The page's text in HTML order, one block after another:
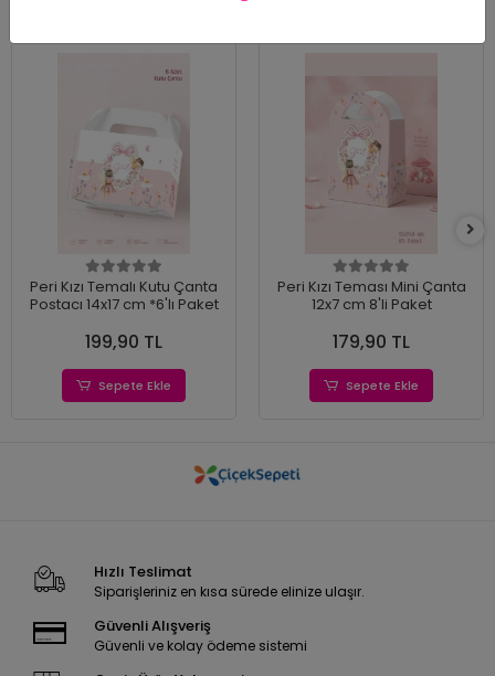
Peri Kızı Temalı Kutu Çanta
Postacı 14x17 cm *6'lı Paket
199,90 TL
Sepete Ekle
Peri Kızı Teması Mini Çanta
12x7 cm 8'li Paket
179,90 TL
Sepete Ekle
Hızlı Teslimat
Siparişleriniz en kısa sürede elinize ulaşır.
Güvenli Alışveriş
Güvenli ve kolay ödeme sistemi